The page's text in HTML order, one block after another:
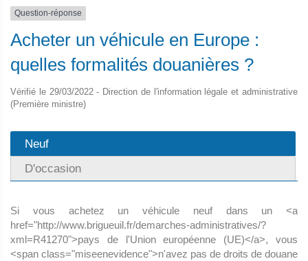
Question-réponse
Acheter un véhicule en Europe :
quelles formalités douanières ?
Vérifié le 29/03/2022 - Direction de l'information légale et administrative
(Première ministre)
Neuf
D'occasion
Si vous achetez un véhicule neuf dans un <a
href="http://www.brigueuil.fr/demarches-administratives/?
xml=R41270">pays de l'Union européenne (UE)</a>, vous
<span class="miseenevidence">n'avez pas de droits de douane